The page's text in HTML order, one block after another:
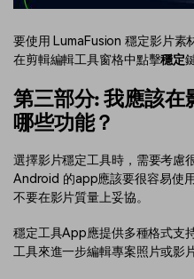
要使用 LumaFusion 穩定影片素
在剪輯編輯工具窗格中點擊穩定
第三部分: 我應該
哪些功能？
選擇影片穩定工具時，需要考慮
Android 的app應該要很容易使
不要在影片質量上妥協。
穩定工具App應提供多種格式支
工具來進一步編輯專案照片或影片